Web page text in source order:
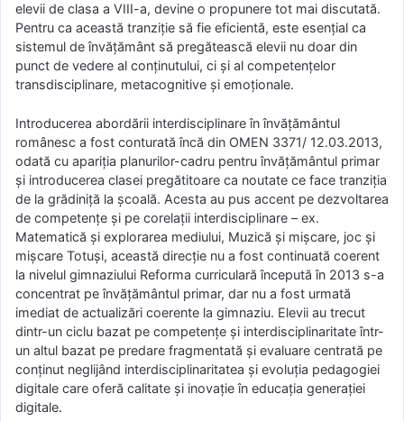
elevii de clasa a VIII-a, devine o propunere tot mai discutată.
Pentru ca această tranziție să fie eficientă, este esențial ca
sistemul de învățământ să pregătească elevii nu doar din
punct de vedere al conținutului, ci și al competențelor
transdisciplinare, metacognitive și emoționale.
Introducerea abordării interdisciplinare în învățământul
românesc a fost conturată încă din OMEN 3371/ 12.03.2013,
odată cu apariția planurilor-cadru pentru învățământul primar
și introducerea clasei pregătitoare ca noutate ce face tranziția
de la grădiniță la școală. Acesta au pus accent pe dezvoltarea
de competențe și pe corelații interdisciplinare – ex.
Matematică și explorarea mediului, Muzică și mișcare, joc și
mișcare Totuși, această direcție nu a fost continuată coerent
la nivelul gimnaziului Reforma curriculară începută în 2013 s-a
concentrat pe învățământul primar, dar nu a fost urmată
imediat de actualizări coerente la gimnaziu. Elevii au trecut
dintr-un ciclu bazat pe competențe și interdisciplinaritate într-
un altul bazat pe predare fragmentată și evaluare centrată pe
conținut neglijând interdisciplinaritatea și evoluția pedagogiei
digitale care oferă calitate și inovație în educația generației
digitale.